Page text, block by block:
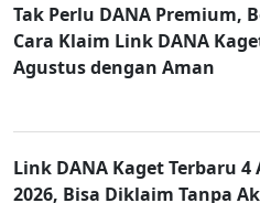
Tak Perlu DANA Premium,
Cara Klaim Link DANA
Agustus dengan Aman
Link DANA Kaget Terbaru 4
2026, Bisa Diklaim Tanpa